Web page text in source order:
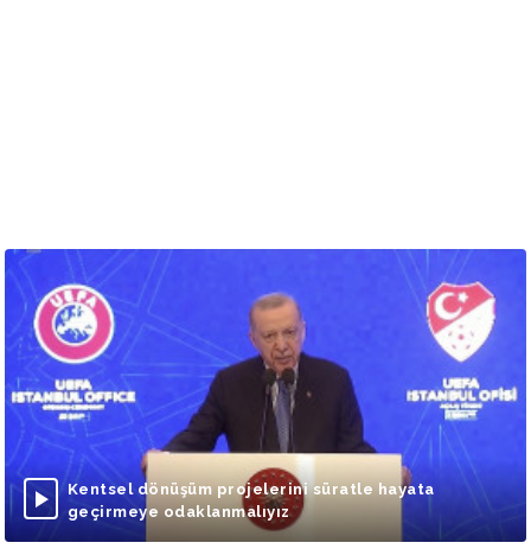
Kentsel dönüşüm projelerini süratle hayata
geçirmeye odaklanmalıyız